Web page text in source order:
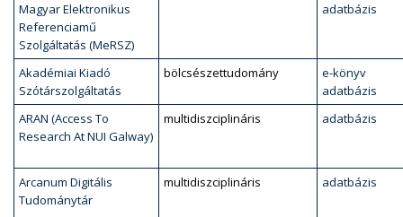
Magyar Elektronikus
Referenciamű
Szolgáltatás (MeRSZ)
adatbázis
Akadémiai Kiadó
Szótárszolgáltatás
bölcsészettudomány
e-könyv
adatbázis
ARAN (Access To
Research At NUI Galway)
multidiszciplináris adatbázis
Arcanum Digitális
Tudománytár
multidiszciplináris adatbázis